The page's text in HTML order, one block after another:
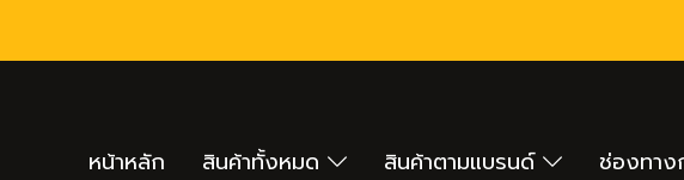
หน้าหลัก สินค้าทั้งหมด สินค้าตามแบรนด์ ช่องทาง